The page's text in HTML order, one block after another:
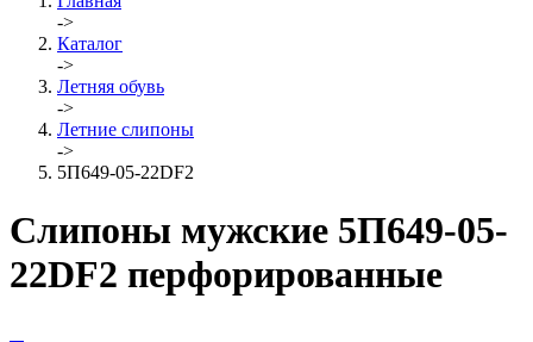
->
Каталог
->
Летняя обувь
->
Летние слипоны
->
5П649-05-22DF2
Слипоны мужские 5П649-05-
22DF2 перфорированные